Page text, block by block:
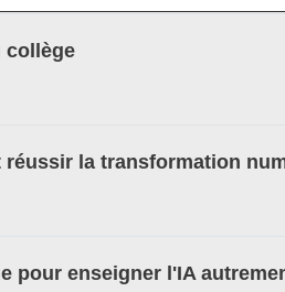
collège
la transformation
pour enseigner l'IA